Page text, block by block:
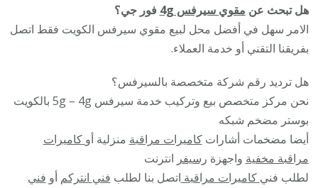
هل تبحث عن مقوي سيرفس 4g
فور جي؟
الامر سهل في أفضل محل لبيع مقوي سيرفس الكويت فقط اتصل
بفريقنا التقني أو خدمة العملاء.
هل ترديد رقم شركة متخصصة بالسيرفس؟
نحن مركز متخصص بيع وتركيب خدمة سيرفس 5g – 4g بالكويت
بوستر مضخم شبكه
أيضا مضخمات أشاراتكاميرات مراقبة منزلية أو كاميرات
مراقبة مخفية واجهزة رسيفر انترنت
لطلب فني كاميرات مراقبة اتصل بنا لطلب فني انتركم أو فني